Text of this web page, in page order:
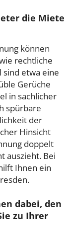
die Miete
können
rechtliche
sind etwa eine
Gerüche
in sachlicher
spürbare
der
Hinsicht
doppelt
auszieht. Bei
Ihnen ein
dabei, den
zu Ihrer